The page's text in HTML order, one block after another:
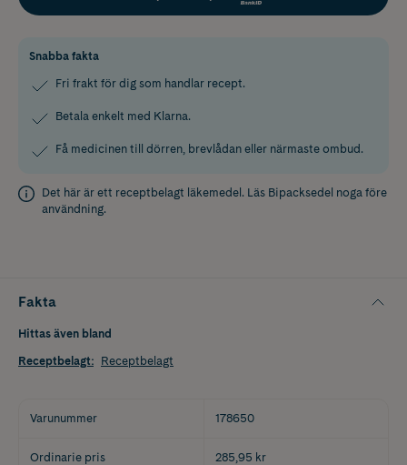
Snabba fakta
Fri frakt för dig som handlar recept.
Betala enkelt med Klarna.
Få medicinen till dörren, brevlådan eller närmaste ombud.
Det här är ett receptbelagt läkemedel. Läs Bipacksedel noga före
användning.
Fakta
Hittas även bland
Receptbelagt: Receptbelagt
Varunummer 178650
Ordinarie pris 285,95 kr